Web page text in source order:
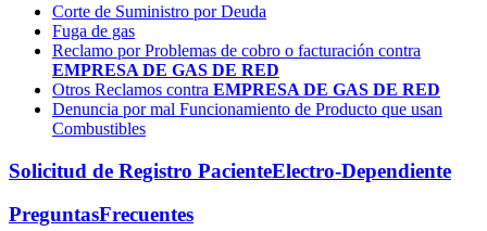
Corte de Suministro por Deuda
Fuga de gas
Reclamo por Problemas de cobro o facturación contra
EMPRESA DE GAS DE RED
Otros Reclamos contra EMPRESA DE GAS DE RED
Denuncia por mal Funcionamiento de Producto que usan
Combustibles
Solicitud de Registro PacienteElectro-Dependiente
PreguntasFrecuentes